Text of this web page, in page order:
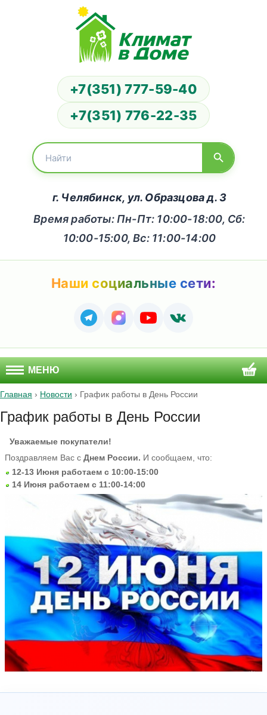
+7(351) 777-59-40
+7(351) 776-22-35
г. Челябинск, ул. Образцова д. 3
Время работы: Пн-Пт: 10:00-18:00, Сб:
10:00-15:00, Вс: 11:00-14:00
Наши социальные сети:
МЕНЮ
Главная › Новости › График работы в День России
График работы в День России
Уважаемые покупатели!
Поздравляем Вас с Днем России. И сообщаем, что:
12-13 Июня работаем с 10:00-15:00
14 Июня работаем с 11:00-14:00